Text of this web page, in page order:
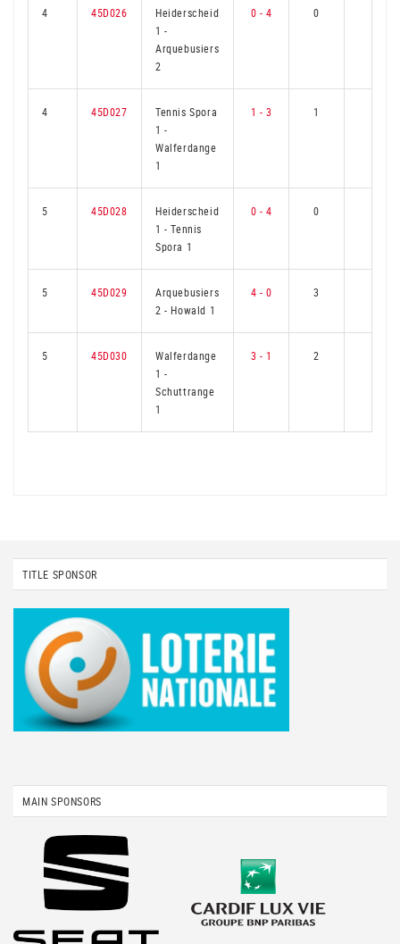
4 45D026
Heiderscheid
1-
Arquebusiers
2
0 - 4 0
4 45D027
Tennis Spora
1-
Walferdange
1
1 - 3 1
5 45D028
Heiderscheid
1-Tennis
Spora 1
0 - 4 0
5 45D029
Arquebusiers
2- Howald 1
4 - 0 3
5 45D030
Walferdange
1-
Schuttrange
1
3 - 1 2
TITLE SPONSOR
MAIN SPONSORS